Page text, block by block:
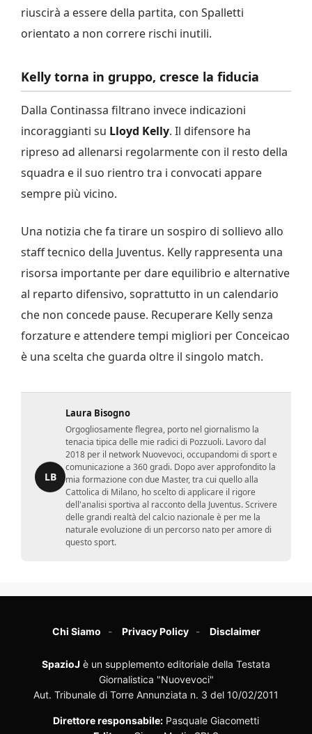
riuscirà a essere della partita, con Spalletti
orientato a non correre rischi inutili.
Kelly torna in gruppo, cresce la fiducia
Dalla Continassa filtrano invece indicazioni
incoraggianti su Lloyd Kelly. Il difensore ha
ripreso ad allenarsi regolarmente con il resto della
squadra e il suo rientro tra i convocati appare
sempre più vicino.
Una notizia che fa tirare un sospiro di sollievo allo
staff tecnico della Juventus. Kelly rappresenta una
risorsa importante per dare equilibrio e alternative
al reparto difensivo, soprattutto in un calendario
che non concede pause. Recuperare Kelly senza
forzature e attendere tempi migliori per Conceicao
è una scelta che guarda oltre il singolo match.
LB
Laura Bisogno
Orgogliosamente flegrea, porto nel giornalismo la
tenacia tipica delle mie radici di Pozzuoli. Lavoro dal
2018 per il network Nuovevoci, occupandomi di sport e
comunicazione a 360 gradi. Dopo aver approfondito la
mia formazione con due Master, tra cui quello alla
Cattolica di Milano, ho scelto di applicare il rigore
dell'analisi sportiva al racconto della Juventus. Scrivere
delle grandi realtà del calcio nazionale è per me la
naturale evoluzione di un percorso nato per amore di
questo sport.
Chi Siamo Privacy Policy Disclaimer
SpazioJ è un supplemento editoriale della Testata
Giornalistica "Nuovevoci"
Aut. Tribunale di Torre Annunziata n. 3 del 10/02/2011
Direttore responsabile: Pasquale Giacometti